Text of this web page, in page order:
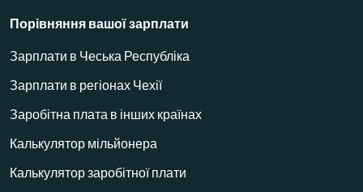
Порівняння вашої зарплати
Зарплати в Чеська Республіка
Зарплати в регіонах Чехії
Заробітна плата в інших країнах
Калькулятор мільйонера
Калькулятор заробітної плати